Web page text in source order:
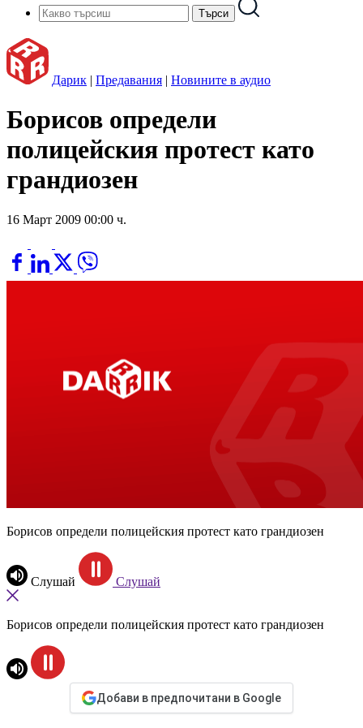
Дарик | Предавания | Новините в аудио
Борисов определи
полицейския протест като
грандиозен
16 Март 2009 00:00 ч.
Борисов определи полицейския протест като грандиозен
Слушай Слушай
Борисов определи полицейския протест като грандиозен
Добави в предпочитани в Google